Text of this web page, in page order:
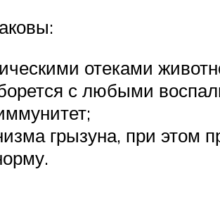
отеками
с любыми
грызуна, при этом